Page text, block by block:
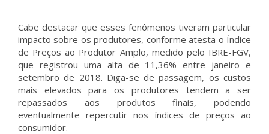
Cabe destacar que esses fenômenos tiveram particular
impacto sobre os produtores, conforme atesta o Índice
de Preços ao Produtor Amplo, medido pelo IBRE-FGV,
que registrou uma alta de 11,36% entre janeiro e
setembro de 2018. Diga-se de passagem, os custos
mais elevados para os produtores tendem a ser
repassados aos produtos finais, podendo
eventualmente repercutir nos índices de preços ao
consumidor.